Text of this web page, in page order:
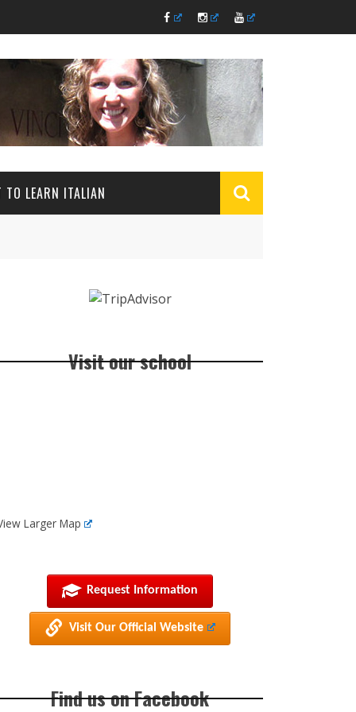
TO LEARN ITALIAN
Visit our school
Larger Map
Request Information
Visit Our Official Website
Find us on Facebook